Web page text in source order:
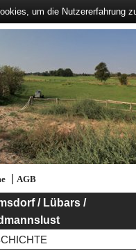
| AGB
/ Lübars /
um die Nutzererfahrung